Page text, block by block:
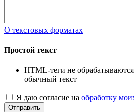
О текстовых форматах
Простой текст
HTML-теги не
обычный текст
Я даю согласие на обработку
Отправить